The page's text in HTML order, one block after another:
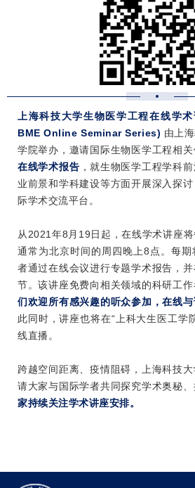
上海科技大学生物医学工程在线学
BME Online Seminar Series) 由上
学院举办，邀请国际生物医学工程相
在线学术报告 ，就生物医学工程学科
业前景和学科建设等方面开展深入探
际学术交流平台。
从 2021年8月19日 起，在线学术讲座
通常为北京时间的周四晚上8点。每
者通过在线会议进行专题学术报告，
节。该讲座免费向相关领域的科研工
们欢迎所有感兴趣的听众参加，在线
此同时，讲座也将在“上科大生医工学
线直播。
跨越空间距离、疫情阻碍，上海科技
请大家与国际学者共同探究学术奥秘、
家持续关注学术讲座安排。